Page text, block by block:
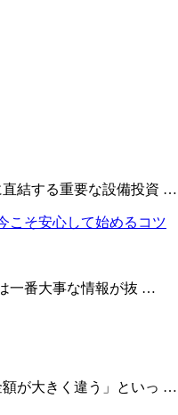
直結する重要な設備投資 …
一番大事な情報が抜 …
額が大きく違う」といっ …